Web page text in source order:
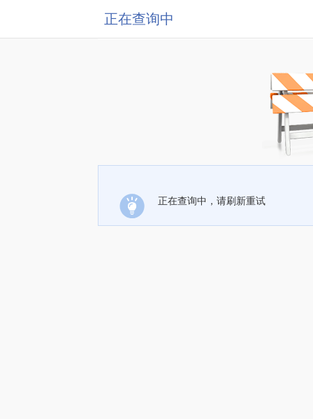
正在查询中
正在查询中，请刷新重试